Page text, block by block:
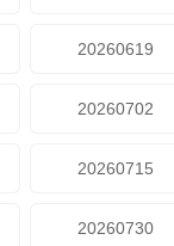
20260619
20260702
20260715
20260730